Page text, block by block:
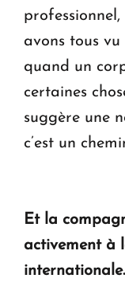
avons tous
quand un
certaines
suggère une
c’est un
Et la
activement à